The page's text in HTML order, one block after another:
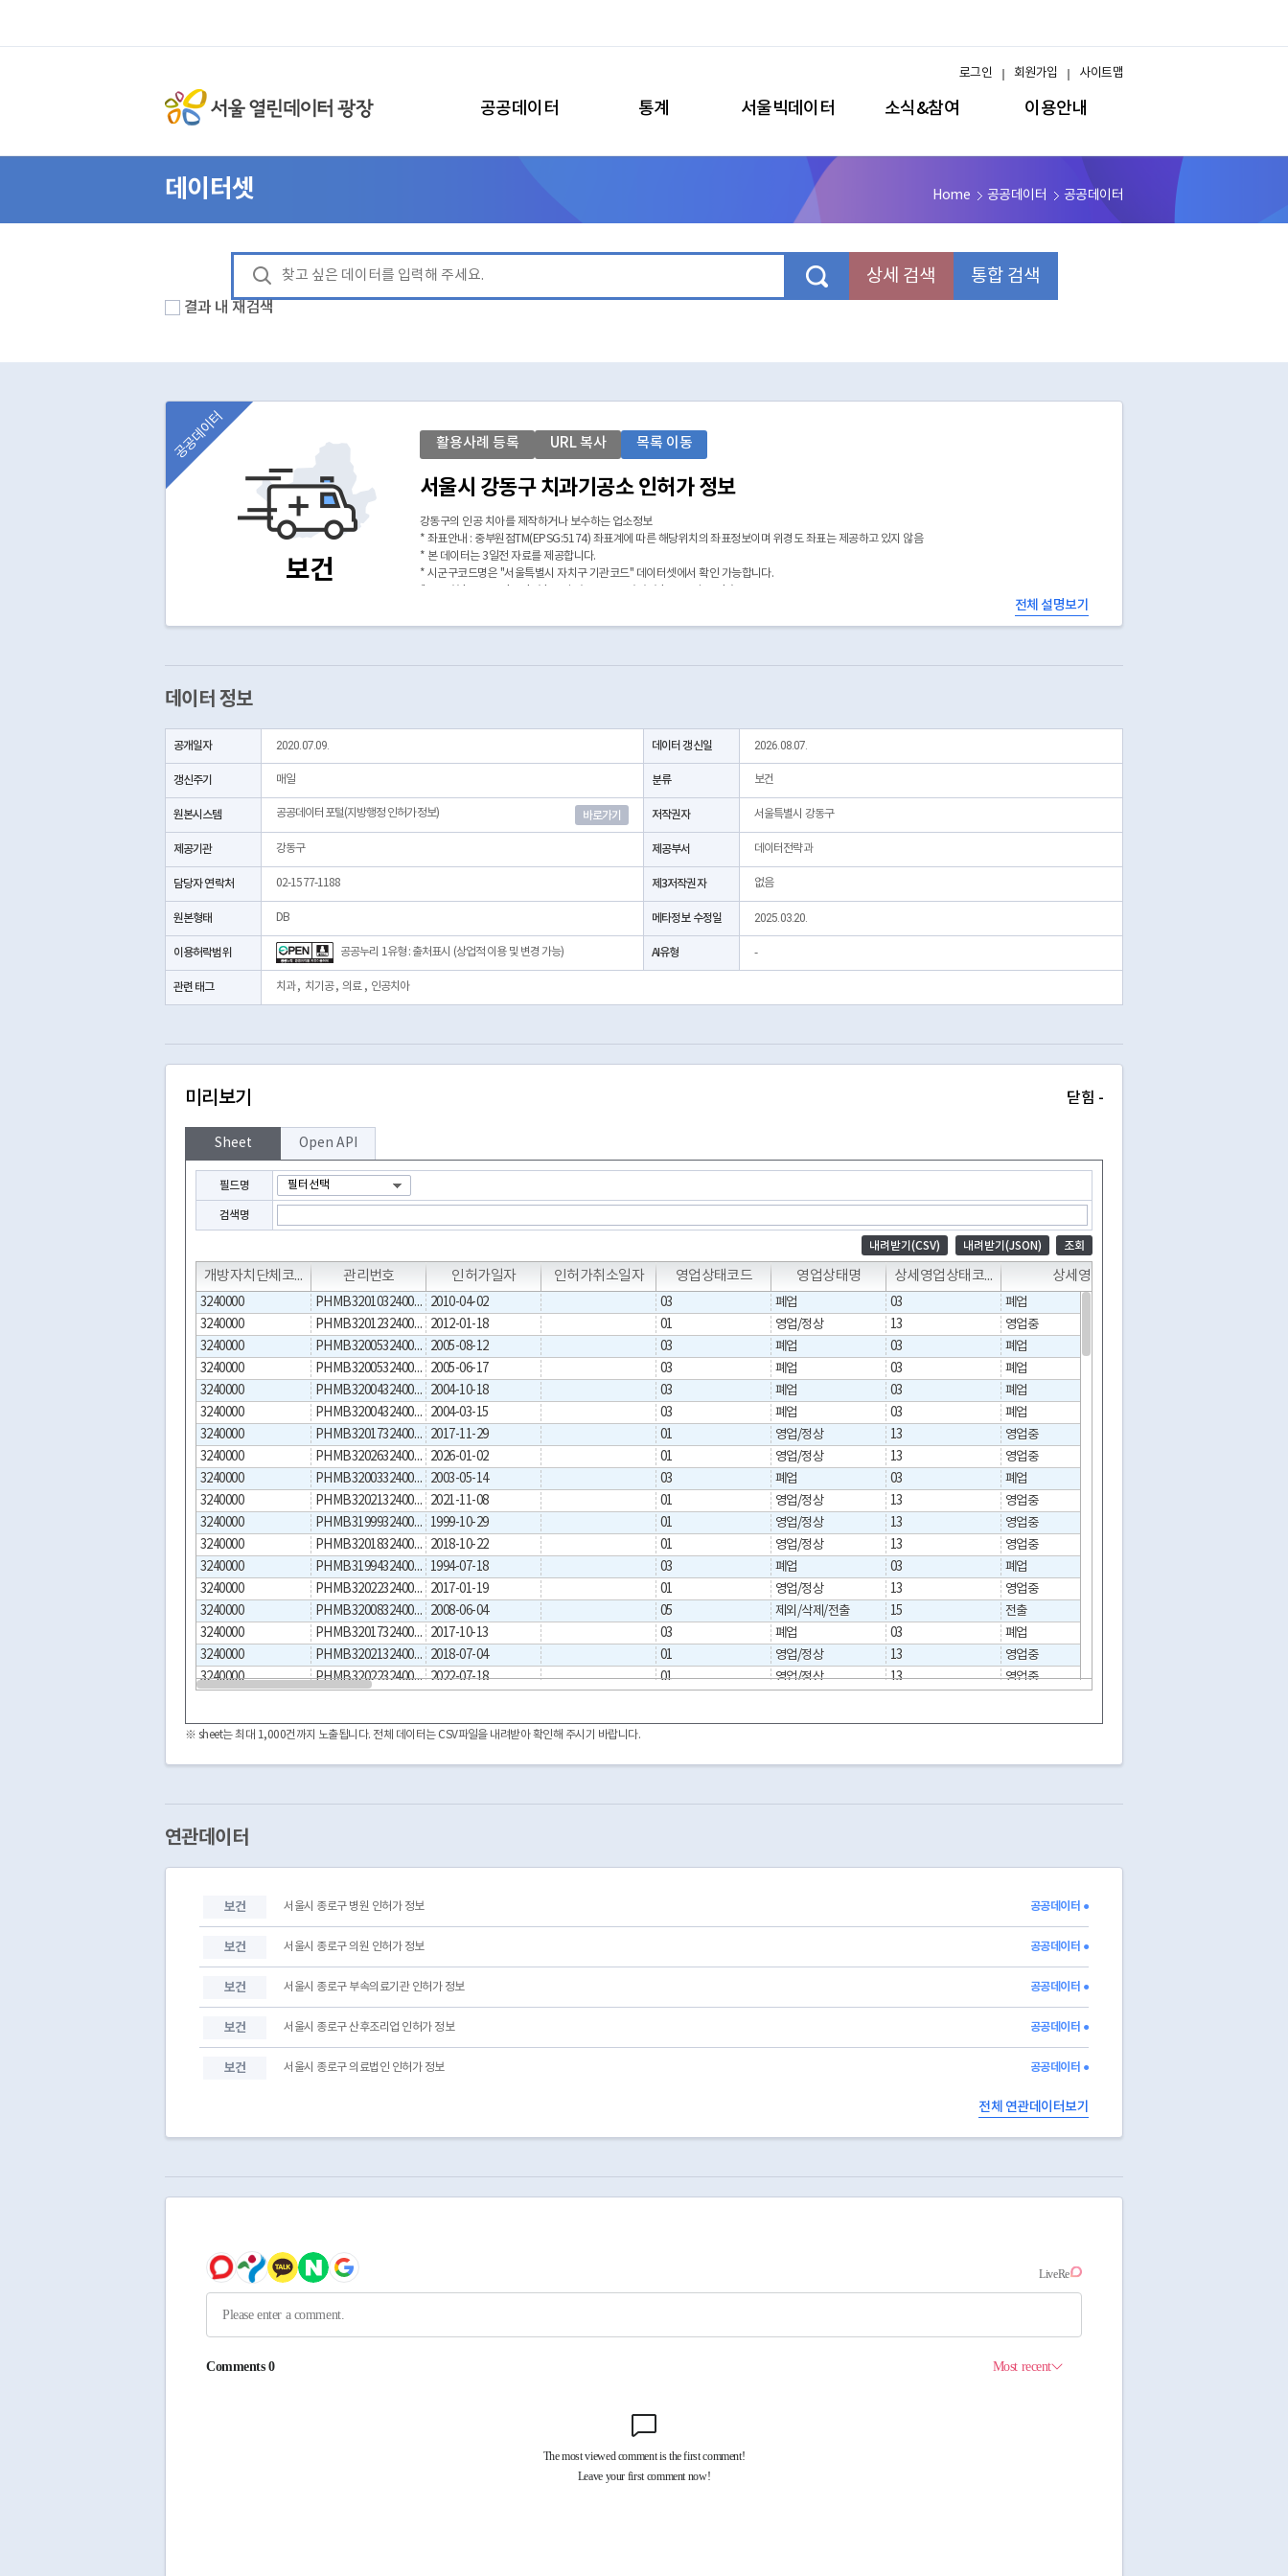
공공데이터 통계 서울빅데이터 소식&참여 이용안내
로그인 회원가입 사이트맵
데이터셋 Home 공공데이터 공공데이터
상세 검색 통합 검색
결과 내 재검색
보건
공공데이터 활용사례 등록 URL 복사 목록 이동
서울시 강동구 치과기공소 인허가 정보
강동구의 인공 치아를 제작하거나 보수하는 업소정보
* 좌표안내 : 중부원점TM(EPSG:5174) 좌표계에 따른 해당위치의 좌표정보이며 위경도 좌표는 제공하고 있지 않음
* 본 데이터는 3일전 자료를 제공합니다.
* 시군구코드명은 "서울특별시 자치구 기관코드" 데이터셋에서 확인 가능합니다.
전체 설명보기
데이터 정보
공개일자 2020.07.09. 데이터 갱신일 2026.08.07.
갱신주기 매일 분류 보건
원본시스템 공공데이터포털(지방행정 인허가정보) 바로가기 저작권자 서울특별시 강동구
제공기관 강동구 제공부서 데이터전략과
담당자 연락처 02-1577-1188 제3저작권자 없음
원본형태 DB 메타정보 수정일 2025.03.20.
이용허락범위 공공누리 1유형 : 출처표시 (상업적 이용 및 변경 가능) AI유형 -
관련 태그 치과, 치기공,의료, 인공치아
미리보기 닫힘 -
Sheet Open API
필드명
검색명
내려받기(CSV) 내려받기(JSON) 조회
개방자치단체코드 관리번호 인허가일자 인허가취소일자 영업상태코드 영업상태명 상세영업상태코드 상세영업상태명
T T T
3240000 PHMB320103240033062300002 2010-04-02 03 폐업 03 폐업
3240000
PHMB320123240033062300001 2012-01-18 01 영업/정상 13
영업중
3240000
PHMB320053240033062300006 2005-08-12 03 폐업 03 폐업
3240000
PHMB320053240033062300004 2005-06-17 03 폐업 03 폐업
3240000
PHMB320043240033062300006 2004-10-18 03 폐업 03 폐업
3240000
PHMB320043240033062300003 2004-03-15 03 폐업 03 폐업
3240000
PHMB320173240033062300004 2017-11-29 01 영업/정상 13 영업중
3240000
PHMB320263240033062300001 2026-01-02 01 영업/정상 13
영업중
3240000
PHMB320033240033062300001 2003-05-14 03 폐업 03 폐업
3240000
PHMB320213240033062300002 2021-11-08 01 영업/정상 13
영업중
3240000
PHMB319993240033062300002 1999-10-29 01 영업/정상 13
영업중
3240000
PHMB320183240033062300007 2018-10-22 01 영업/정상 13
영업중
3240000
PHMB319943240033062300001 1994-07-18 03 폐업 03 폐업
3240000
PHMB320223240033062300003 2017-01-19 01 영업/정상 13
영업중
3240000
PHMB320083240033062300004 2008-06-04 05 제외/삭제/전출 15
전출
3240000
PHMB320173240033062300002 2017-10-13 03 폐업 03 폐업
3240000
PHMB320213240033062300003 2018-07-04 01 영업/정상 13
영업중
3240000
PHMB320223240033062300005 2022-07-18 01 영업/정상 13
영업중
3240000
PHMB320003240033062300003 2000-07-12 01 영업/정상 13
영업중
3240000
PHMB320033240033062300002 2003-06-10
3240000
PHMB320083240033062300006 2008-09-25 01 영업/정상 13
영업중
3240000
PHMB320003240033062300001 2000-01-05 01 영업/정상 13
영업중
3240000
3240000
PHMB320163240033062300003
3240000
PHMB320193240033062300004 영업중
※ sheet는 최대 1,000건까지 노출됩니다. 전체 데이터는 CSV파일을 내려받아 확인해 주시기 바랍니다.
연관데이터
보건 서울시 종로구 병원 인허가 정보 공공데이터 ●
보건 서울시 종로구 의원 인허가 정보 공공데이터 ●
보건 서울시 종로구 부속의료기관 인허가 정보 공공데이터 ●
보건 서울시 종로구 산후조리업 인허가 정보 공공데이터 ●
보건 서울시 종로구 의료법인 인허가 정보 공공데이터 ●
전체 연관데이터보기